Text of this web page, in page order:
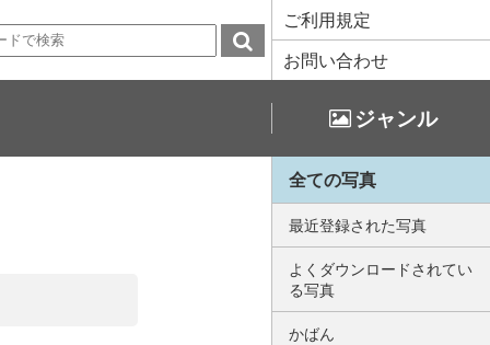
ご利用規定
お問い合わせ
ジャンル
全ての写真
最近登録された写真
よくダウンロードされてい
る写真
かばん